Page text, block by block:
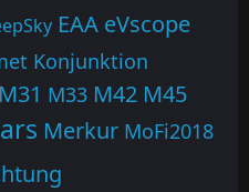
EAA eVscope
Konjunktion
M31 M33 M42 M45
Merkur MoFi2018